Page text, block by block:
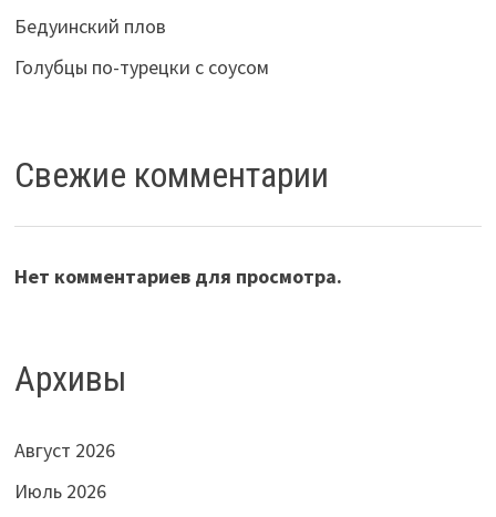
Бедуинский плов
Голубцы по-турецки с соусом
Свежие комментарии
Нет комментариев для просмотра.
Архивы
Август 2026
Июль 2026